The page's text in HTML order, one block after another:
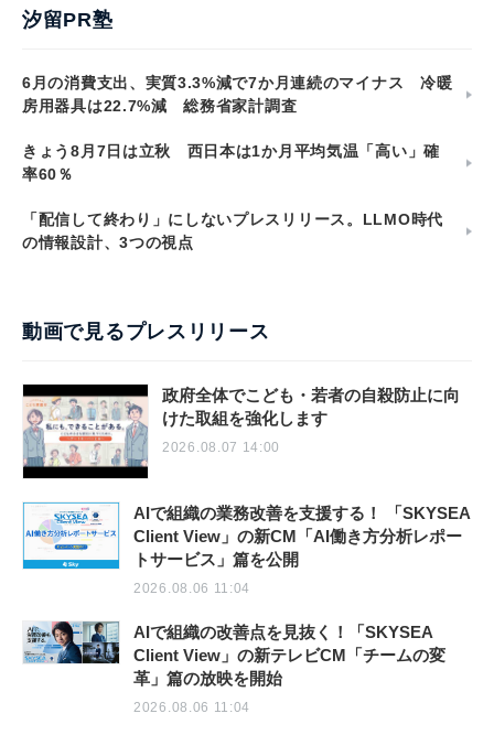
汐留PR塾
6月の消費支出、実質3.3%減で7か月連続のマイナス 冷暖
房用器具は22.7%減 総務省家計調査
きょう8月7日は立秋 西日本は1か月平均気温「高い」確
率60％
「配信して終わり」にしないプレスリリース。LLMO時代
の情報設計、3つの視点
動画で見るプレスリリース
政府全体でこども・若者の自殺防止に向
けた取組を強化します
2026.08.07 14:00
AIで組織の業務改善を支援する！ 「SKYSEA
Client View」の新CM「AI働き方分析レポー
トサービス」篇を公開
2026.08.06 11:04
AIで組織の改善点を見抜く！「SKYSEA
Client View」の新テレビCM「チームの変
革」篇の放映を開始
2026.08.06 11:04